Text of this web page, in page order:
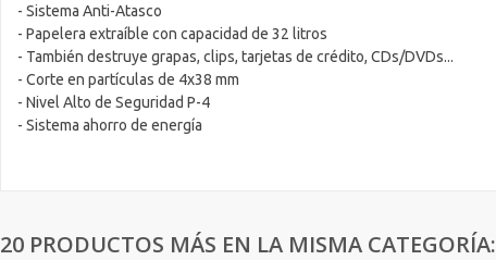
- Sistema Anti-Atasco
- Papelera extraíble con capacidad de 32 litros
- También destruye grapas, clips, tarjetas de crédito, CDs/DVDs...
- Corte en partículas de 4x38 mm
- Nivel Alto de Seguridad P-4
- Sistema ahorro de energía
20 PRODUCTOS MÁS EN LA MISMA CATEGORÍA: